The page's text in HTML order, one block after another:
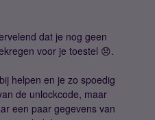
dat je nog geen
voor je toestel 😞.
helpen en je zo spoedig
de unlockcode, maar
een paar gegevens van